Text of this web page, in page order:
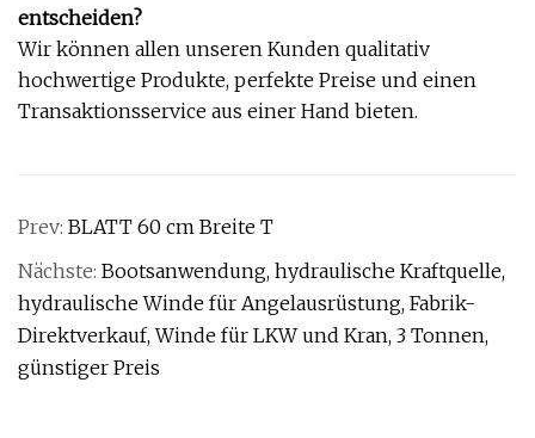
entscheiden?
Wir können allen unseren Kunden qualitativ
hochwertige Produkte, perfekte Preise und einen
Transaktionsservice aus einer Hand bieten.
Prev: BLATT 60 cm Breite T
Nächste: Bootsanwendung, hydraulische Kraftquelle,
hydraulische Winde für Angelausrüstung, Fabrik-
Direktverkauf, Winde für LKW und Kran, 3 Tonnen,
günstiger Preis